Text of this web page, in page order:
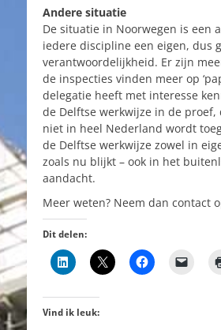
Andere situatie
De situatie in Noorwegen is een
iedere discipline een eigen, dus
verantwoordelijkheid. Er zijn
de inspecties vinden meer op
delegatie heeft met interesse
de Delftse werkwijze in de proef,
niet in heel Nederland wordt
de Delftse werkwijze zowel in
zoals nu blijkt – ook in het
aandacht.
Meer weten? Neem dan contact
Dit delen:
Vind ik leuk: